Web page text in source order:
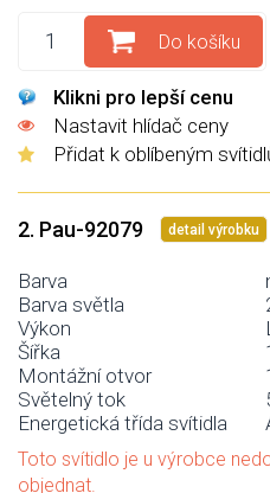
Do košíku
Klikni pro lepší cenu
Nastavit hlídač ceny
Přidat k oblíbeným
2. Pau-92079 detail výrobku
Barva
Barva světla
Výkon
Šířka
Montážní otvor
Světelný tok
Energetická třída svítidla
Toto svítidlo je u výrobce
objednat.